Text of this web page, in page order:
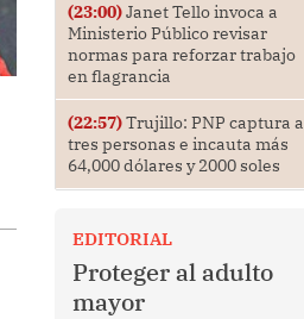
(23:00)Janet Tello invoca a
Ministerio Público revisar
normas para reforzar trabajo
en flagrancia
(22:57)Trujillo: PNP captura a
tres personas e incauta más
64,000 dólares y 2000 soles
EDITORIAL
Proteger al adulto
mayor